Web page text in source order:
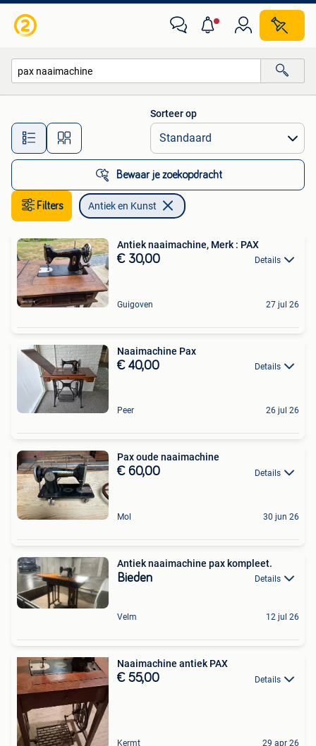
Alle afstanden…
Sorteer op
Bewaar je zoekopdracht
Filters Antiek en Kunst
Antiek naaimachine, Merk : PAX
€ 30,00 Details
Guigoven 27 jul 26
Naaimachine Pax
€ 40,00 Details
Peer 26 jul 26
Pax oude naaimachine
€ 60,00 Details
Mol 30 jun 26
Antiek naaimachine pax kompleet.
Bieden Details
Velm 12 jul 26
Naaimachine antiek PAX
€ 55,00 Details
Kermt 29 apr 26